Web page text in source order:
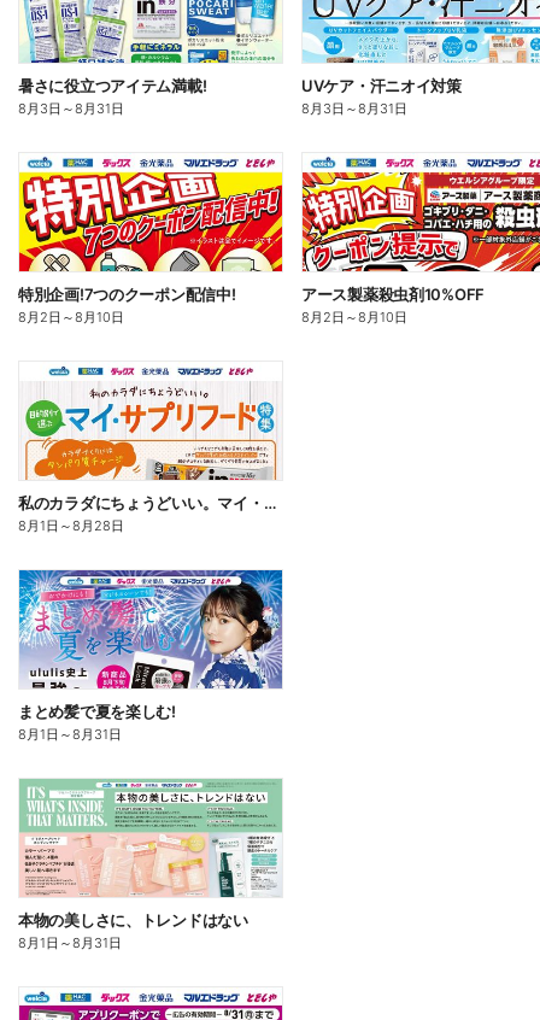
暑さに役立つアイテム満載!
8月3日 ～8月31日
UVケア・汗ニオイ対策
8月3日 ～8月31日
特別企画!7つのクーポン配信中!
8月2日 ～8月10日
アース製薬殺虫剤10%OFF
8月2日 ～8月10日
私のカラダにちょうどいい。マイ・サプリフード
8月1日 ～8月28日
まとめ髪で夏を楽しむ!
8月1日 ～8月31日
本物の美しさに、トレンドはない
8月1日 ～8月31日